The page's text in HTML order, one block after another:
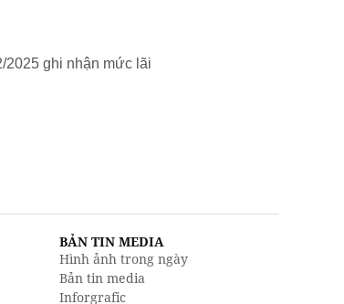
2025 ghi nhận mức lãi
BẢN TIN MEDIA
Hình ảnh trong ngày
Bản tin media
Inforgrafic